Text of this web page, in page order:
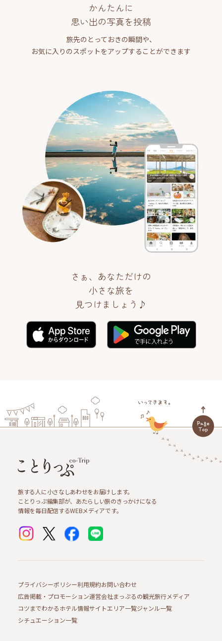
かんたんに
思い出の写真を投稿
旅先のとっておきの瞬間や、
お気に入りのスポットをアップすることができます
さぁ、あなただけの
小さな旅を
見つけましょう♪
旅する人に小さなしあわせをお届けします。
ことりっぷ編集部が、あたらしい旅のきっかけになる
情報を毎日配信するWEBメディアです。
プライバシーポリシー利用規約お問い合わせ
広告掲載・プロモーション運営会社まっぷるの観光旅行メディア
コツまでわかるホテル情報サイトエリア一覧ジャンル一覧
シチュエーション一覧